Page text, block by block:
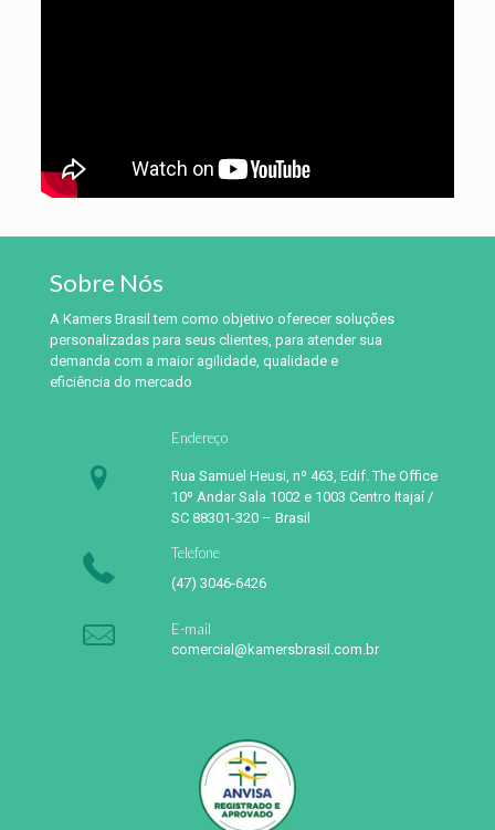
Sobre Nós
A Kamers Brasil tem como objetivo oferecer soluções
personalizadas para seus clientes, para atender sua
demanda com a maior agilidade, qualidade e
eficiência do mercado
Endereço
Rua Samuel Heusi, nº 463, Edif. The Office
10º Andar Sala 1002 e 1003 Centro Itajaí /
SC 88301-320 – Brasil
Telefone
(47) 3046-6426
E-mail
comercial@kamersbrasil.com.br